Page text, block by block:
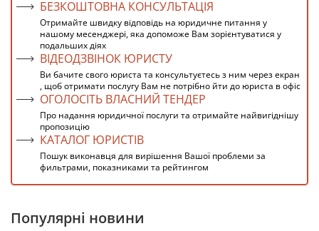
БЕЗКОШТОВНА КОНСУЛЬТАЦІЯ
Отримайте швидку відповідь на юридичне питання у
нашому месенджері, яка допоможе Вам зорієнтуватися у
подальших діях
ВІДЕОДЗВІНОК ЮРИСТУ
Ви бачите свого юриста та консультуєтесь з ним через екран
, щоб отримати послугу Вам не потрібно йти до юриста в офіс
ОГОЛОСІТЬ ВЛАСНИЙ ТЕНДЕР
Про надання юридичної послуги та отримайте найвигіднішу
пропозицію
КАТАЛОГ ЮРИСТІВ
Пошук виконавця для вирішення Вашої проблеми за
фильтрами, показниками та рейтингом
Популярні новини